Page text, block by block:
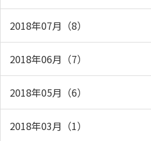
2018年07月（8）
2018年06月（7）
2018年05月（6）
2018年03月（1）